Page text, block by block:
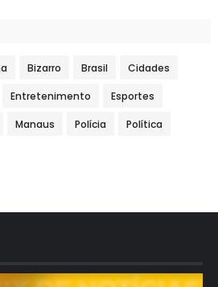
Bizarro Brasil Cidades
Entretenimento Esportes
Manaus Polícia Política